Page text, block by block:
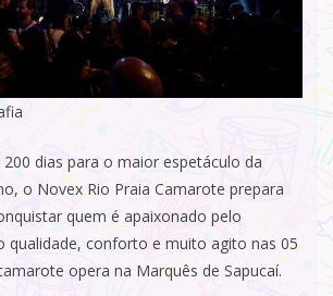
dias para o maior espetáculo da
o Novex Rio Praia Camarote prepara
quem é apaixonado pelo
qualidade, conforto e muito agito nas 05
opera na Marquês de Sapucaí.